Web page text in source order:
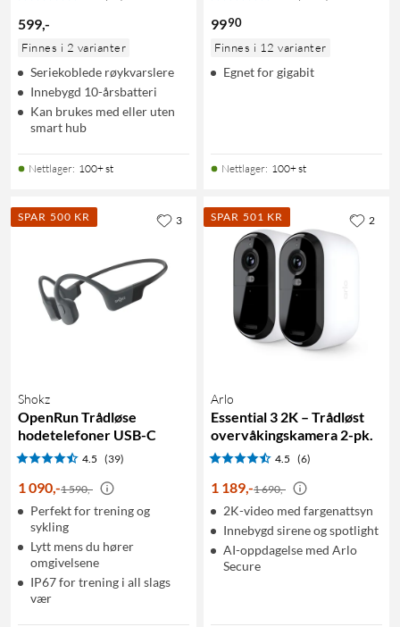
599,-
Finnes i 2 varianter
Seriekoblede røykvarslere
Innebygd 10-årsbatteri
Kan brukes med eller uten
smart hub
Nettlager: 100+ st
9990
Finnes i 12 varianter
Egnet for gigabit
Nettlager: 100+ st
SPAR 500 KR
Shokz
OpenRun Trådløse
hodetelefoner USB-C
4.5 (39)
1 090,-1 590,-
Perfekt for trening og
sykling
Lytt mens du hører
omgivelsene
IP67 for trening i all slags
vær
3 SPAR 501 KR
Arlo
Essential 3 2K – Trådløst
overvåkingskamera 2-pk.
4.5 (6)
1 189,-1 690,-
2K-video med fargenattsyn
Innebygd sirene og spotlight
AI-oppdagelse med Arlo
Secure
2